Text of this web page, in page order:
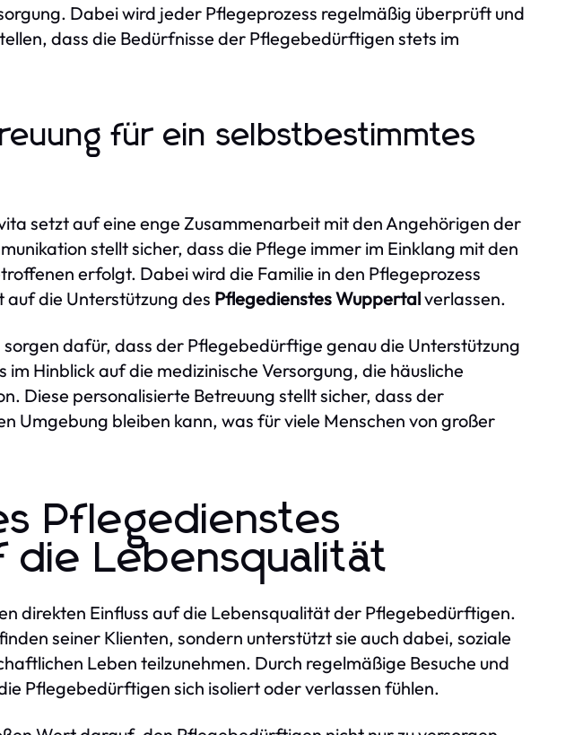
Dabei wird jeder Pflegeprozess regelmäßig überprüft und
dass die Bedürfnisse der Pflegebedürftigen stets im
für ein selbstbestimmtes
setzt auf eine enge Zusammenarbeit mit den Angehörigen der
stellt sicher, dass die Pflege immer im Einklang mit den
erfolgt. Dabei wird die Familie in den Pflegeprozess
auf die Unterstützung des Pflegedienstes Wuppertalverlassen.
dafür, dass der Pflegebedürftige genau die Unterstützung
Hinblick auf die medizinische Versorgung, die häusliche
Diese personalisierte Betreuung stellt sicher, dass der
Umgebung bleiben kann, was für viele Menschen von großer
Pflegedienstes
die Lebensqualität
direkten Einfluss auf die Lebensqualität der Pflegebedürftigen.
seiner Klienten, sondern unterstützt sie auch dabei, soziale
Leben teilzunehmen. Durch regelmäßige Besuche und
Pflegebedürftigen sich isoliert oder verlassen fühlen.